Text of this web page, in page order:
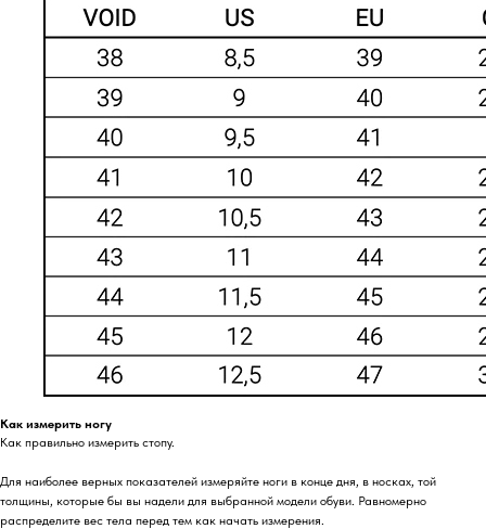
Как измерить ногу
Как правильно измерить стопу.
Для наиболее верных показателей измеряйте ноги в конце дня, в носках, той
толщины, которые бы вы надели для выбранной модели обуви. Равномерно
распределите вес тела перед тем как начать измерения.